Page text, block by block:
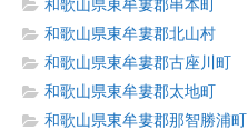
和歌山県東牟婁郡串本町
和歌山県東牟婁郡北山村
和歌山県東牟婁郡古座川町
和歌山県東牟婁郡太地町
和歌山県東牟婁郡那智勝浦町